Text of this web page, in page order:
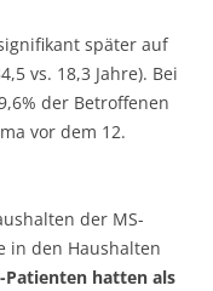
später auf
vs. 18,3 Jahre). Bei
der Betroffenen
vor dem 12.
der MS-
in den Haushalten
Patienten hatten als